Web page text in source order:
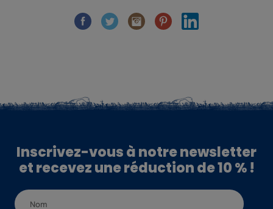
Inscrivez-vous à notre newsletter
et recevez une réduction de 10 % !